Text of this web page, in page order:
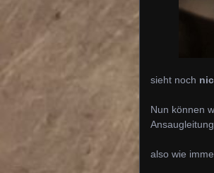
sieht noch
Nun können
also wie